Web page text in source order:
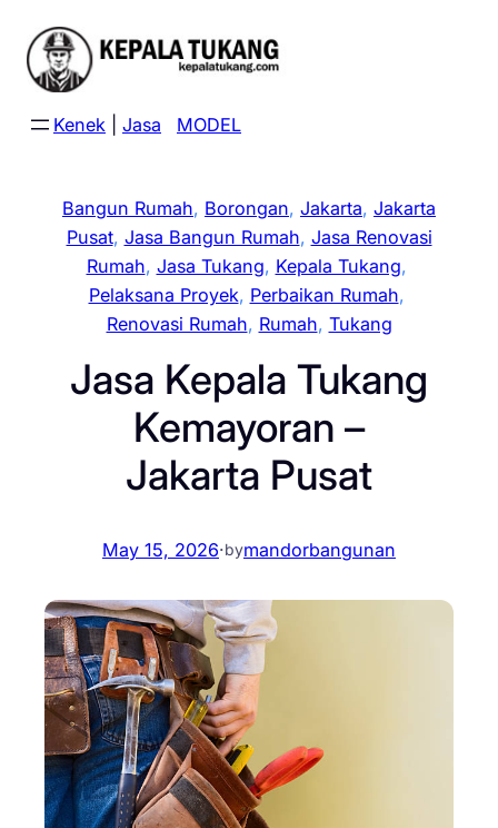
content
Kenek Jasa MODEL
Bangun Rumah, Borongan, Jakarta, Jakarta
Pusat, Jasa Bangun Rumah, Jasa Renovasi
Rumah, Jasa Tukang, Kepala Tukang
Pelaksana Proyek, Perbaikan Rumah
Renovasi Rumah, Rumah, Tukang
Jasa Kepala Tukang
Kemayoran –
Jakarta Pusat
May 15, 2026·bymandorbangunan